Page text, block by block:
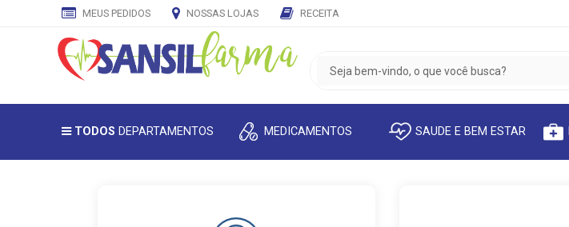
MEUS PEDIDOS NOSSAS LOJAS RECEITA
TODOS DEPARTAMENTOS MEDICAMENTOS SAUDE E BEM ESTAR
CADASTRE
SEU
MAIL
E